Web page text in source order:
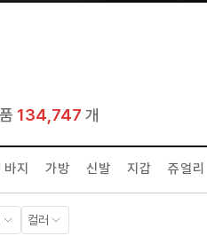
134,747 개
바지 가방 신발 지갑 쥬얼리
컬러